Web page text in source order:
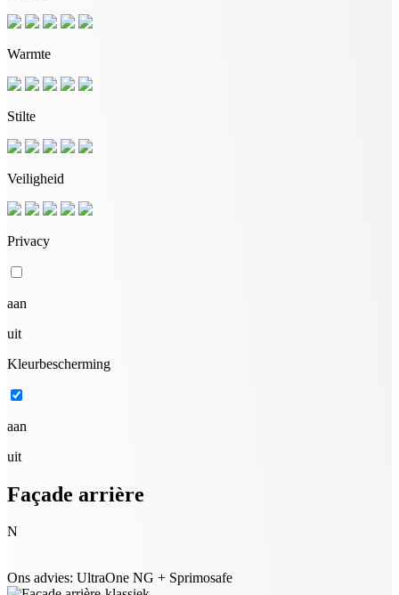
Warmte
Stilte
Veiligheid
Privacy
aan
uit
Kleurbescherming
aan
uit
Façade arrière
N
Ons advies: UltraOne NG + Sprimosafe